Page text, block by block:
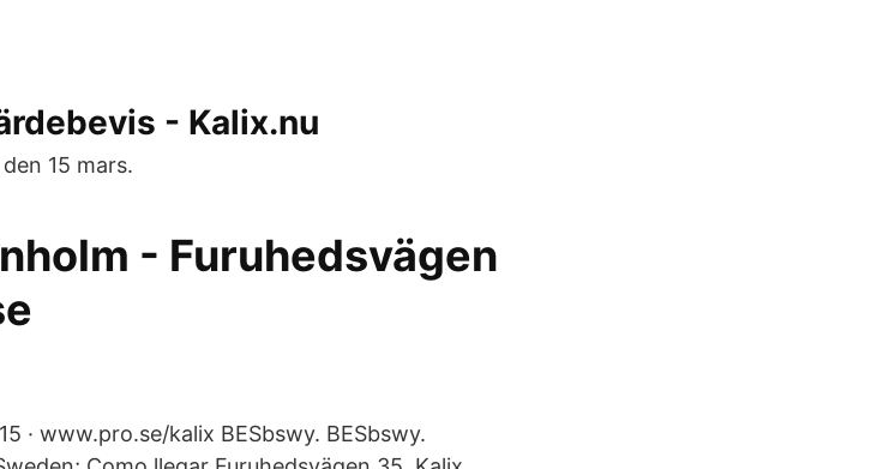
- Kalix.nu
15 mars.
- Furuhedsvägen
· www.pro.se/kalix BESbswy. BESbswy.